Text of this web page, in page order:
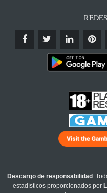
Descargo de responsabilidad :
estadísticos proporcionados por